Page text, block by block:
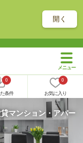
開く
0
条件
0
お気に入り
マンション・アパー